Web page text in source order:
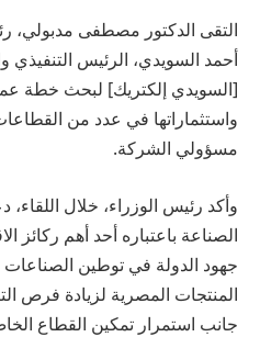
التقى الدكتور مصطفى مدبولي،
أحمد السويدي، الرئيس التنفيذي
[السويدي إلكتريك] لبحث خطة
واستثماراتها في عدد من
مسؤولي الشركة.
وأكد رئيس الوزراء، خلال
الصناعة باعتباره أحد أهم ركائز
جهود الدولة في توطين الصناعات
المنتجات المصرية لزيادة فرص
جانب استمرار تمكين القطاع